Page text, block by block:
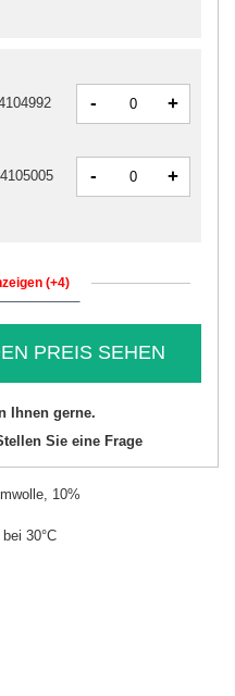
- +
- +
(+4)
PREIS SEHEN
Ihnen gerne.
Sie eine Frage
10%
30°C